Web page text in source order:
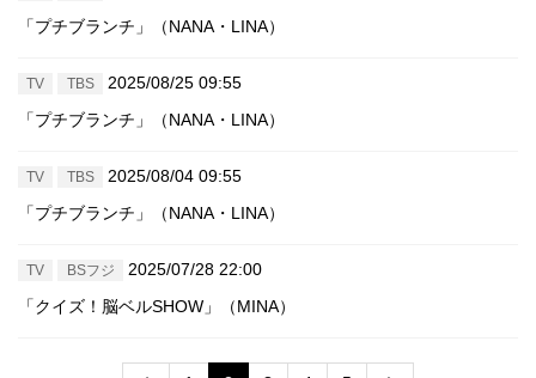
「プチブランチ」（NANA・LINA）
TV TBS
2025/08/25 09:55
「プチブランチ」（NANA・LINA）
TV TBS
2025/08/04 09:55
「プチブランチ」（NANA・LINA）
TV BSフジ
2025/07/28 22:00
「クイズ！脳ベルSHOW」（MINA）